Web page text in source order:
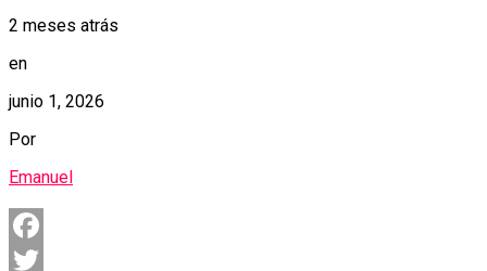
2 meses atrás
en
junio 1, 2026
Por
Emanuel
Facebook